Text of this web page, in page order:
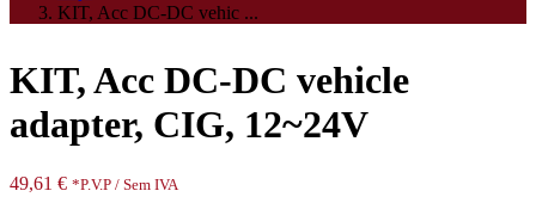
KIT, Acc DC-DC vehic ...
KIT, Acc DC-DC vehicle
adapter, CIG, 12~24V
49,61 € *P.V.P / Sem IVA